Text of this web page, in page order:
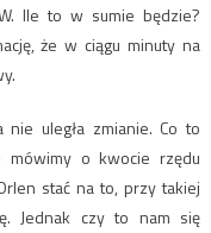
Ile to w sumie będzie?
że w ciągu minuty na
.
uległa zmianie. Co to
mówimy o kwocie rzędu
stać na to, przy takiej
Jednak czy to nam się